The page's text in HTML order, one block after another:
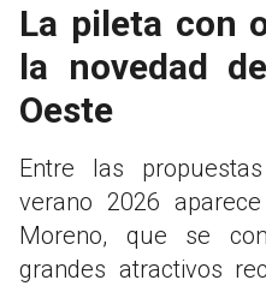
La pileta con
la novedad
Oeste
Entre las
verano 2026
Moreno, que se
grandes atractivos